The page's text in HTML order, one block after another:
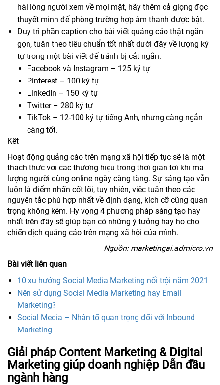
hài lòng người xem về mọi mặt, hãy thêm cả giọng đọc
thuyết minh để phòng trường hợp âm thanh được bật.
Duy trì phần caption cho bài viết quảng cáo thật ngắn
gọn, tuân theo tiêu chuẩn tốt nhất dưới đây về lượng ký
tự trong một bài viết để tránh bị cắt ngắn:
Facebook và Instagram – 125 ký tự
Pinterest – 100 ký tự
LinkedIn – 150 ký tự
Twitter – 280 ký tự
TikTok – 12-100 ký tự tiếng Anh, nhưng càng ngắn
càng tốt.
Kết
Hoạt động quảng cáo trên mạng xã hội tiếp tục sẽ là một
thách thức với các thương hiệu trong thời gian tới khi mà
lượng người dùng online ngày càng tăng. Sự sáng tạo vẫn
luôn là điểm nhấn cốt lõi, tuy nhiên, việc tuân theo các
nguyên tắc phù hợp nhất về định dạng, kích cỡ cũng quan
trọng không kém. Hy vọng 4 phương pháp sáng tạo hay
nhất trên đây sẽ giúp bạn có những ý tưởng hay ho cho
chiến dịch quảng cáo trên mạng xã hội của mình.
Nguồn: marketingai.admicro.vn
Bài viết liên quan
10 xu hướng Social Media Marketing nổi trội năm 2021
Nên sử dụng Social Media Marketing hay Email
Marketing?
Social Media – Nhân tố quan trọng đối với Inbound
Marketing
Giải pháp Content Marketing & Digital
Marketing giúp doanh nghiệp Dẫn đầu
ngành hàng